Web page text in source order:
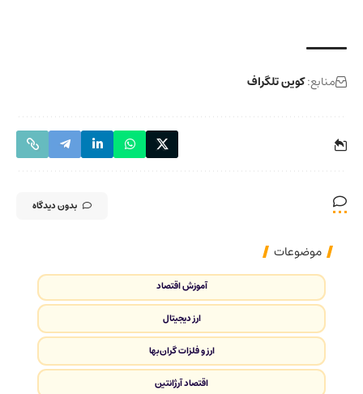
منابع:کوین تلگراف
بدون دیدگاه
موضوعات
آموزش اقتصاد
ارز دیجیتال
ارز و فلزات گران‌بها
اقتصاد آرژانتین